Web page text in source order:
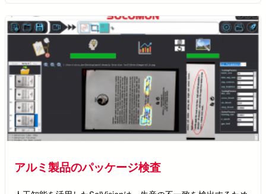
アルミ製品のパッケージ検査